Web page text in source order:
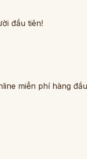
đầu tiên!
miễn phí hàng